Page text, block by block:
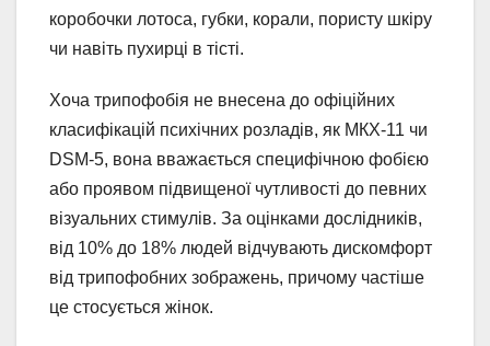
коробочки лотоса, губки, корали, пористу шкіру
чи навіть пухирці в тісті.
Хоча трипофобія не внесена до офіційних
класифікацій психічних розладів, як МКХ-11 чи
DSM-5, вона вважається специфічною фобією
або проявом підвищеної чутливості до певних
візуальних стимулів. За оцінками дослідників,
від 10% до 18% людей відчувають дискомфорт
від трипофобних зображень, причому частіше
це стосується жінок.